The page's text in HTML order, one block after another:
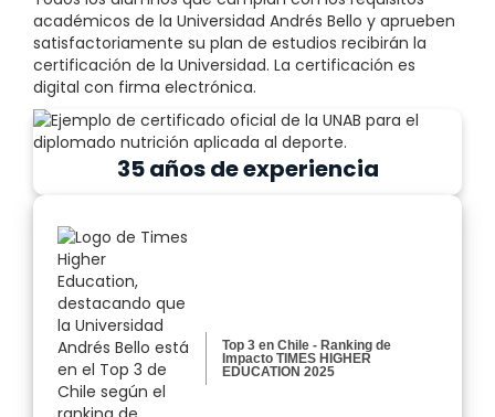
académicos de la Universidad Andrés Bello y aprueben
satisfactoriamente su plan de estudios recibirán la
certificación de la Universidad. La certificación es
digital con firma electrónica.
35 años de experiencia
Top 3 en Chile - Ranking de
Impacto TIMES HIGHER
EDUCATION 2025